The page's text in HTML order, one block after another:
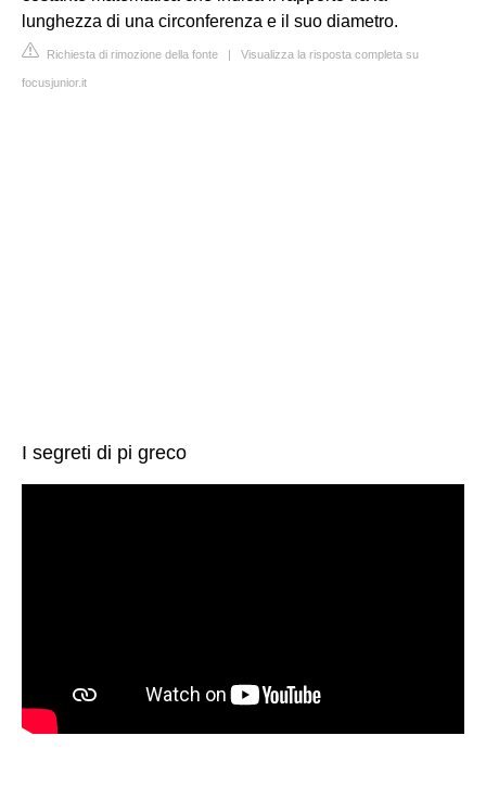
lunghezza di una circonferenza e il suo diametro.
Richiesta di rimozione della fonte | Visualizza la risposta completa su
focusjunior.it
I segreti di pi greco